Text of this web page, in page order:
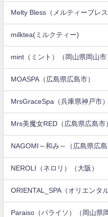
Melty Bless（メルティーブレス
milktea(ミルクティー)
mint（ミント）（岡山県岡山市
MOASPA（広島県広島市）
MrsGraceSpa（兵庫県神戸市）
Mrs美魔女RED（広島県広島市
NAGOMI～和み～（広島県広島
NEROLI（ネロリ）（大阪）
ORIENTAL_SPA（オリエンタ
Paraiso（パライソ）（岡山県